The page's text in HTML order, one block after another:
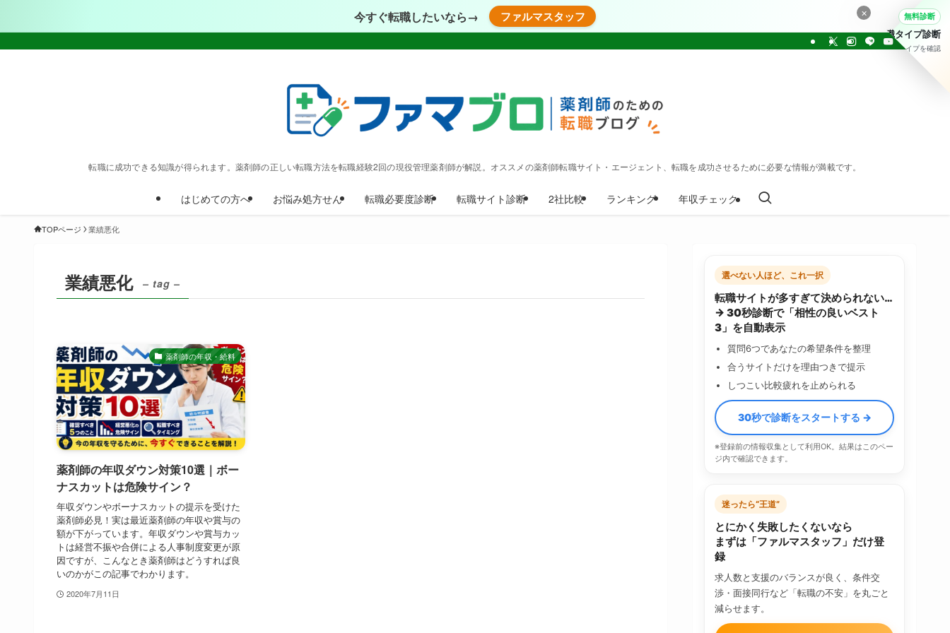
今すぐ転職したいなら→ ファルマスタッフ
転職に成功できる知識が得られます。薬剤師の正しい転職方法を転職経験2回の現役管理薬剤師が解説。オススメの薬剤師転職サイト・エージェント、転職を成功させるために必要な情報が満載です。
はじめての方へ お悩み処方せん 転職必要度診断 転職サイト診断 2社比較 ランキング 年収チェック
TOPページ 業績悪化
業績悪化 – tag –
薬剤師の年収・給料
薬剤師の年収ダウン対策10選｜ボー
ナスカットは危険サイン？
年収ダウンやボーナスカットの提示を受けた
薬剤師必見！実は最近薬剤師の年収や賞与の
額が下がっています。年収ダウンや賞与カッ
トは経営不振や合併による人事制度変更が原
因ですが、こんなとき薬剤師はどうすれば良
いのかがこの記事でわかります。
2020年7月11日
選べない人ほど、これ一択
転職サイトが多すぎて決められない…
→ 30秒診断で「相性の良いベスト
3」を自動表示
質問6つであなたの希望条件を整理
合うサイトだけを理由つきで提示
しつこい比較疲れを止められる
30秒で診断をスタートする →
※登録前の情報収集として利用OK。結果はこのペー
ジ内で確認できます。
迷ったら“王道”
とにかく失敗したくないなら
まずは「ファルマスタッフ」だけ登
録
求人数と支援のバランスが良く、条件交
渉・面接同行など「転職の不安」を丸ごと
減らせます。
× 無料診断
転職タイプ診断
30問でタイプを確認